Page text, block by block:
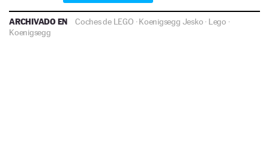
ARCHIVADO EN Coches de LEGO ·Koenigsegg Jesko · Lego ·
Koenigsegg